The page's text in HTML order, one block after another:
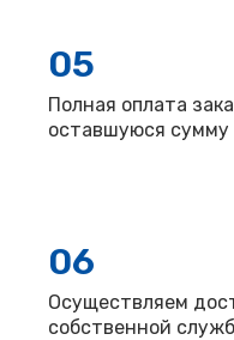
05
Полная оплата
оставшуюся сумму
06
Осуществляем
собственной